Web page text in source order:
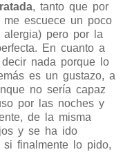
, tanto que por
escuece un poco
alergia) pero por la
En cuanto a
nada porque lo
es un gustazo, a
no sería capaz
por las noches y
de la misma
y se ha ido
finalmente lo pido,